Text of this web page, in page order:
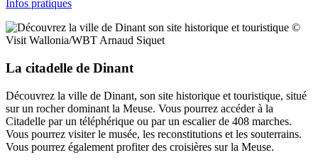
Infos pratiques
©
Visit Wallonia/WBT Arnaud Siquet
La citadelle de Dinant
Découvrez la ville de Dinant, son site historique et touristique, situé
sur un rocher dominant la Meuse. Vous pourrez accéder à la
Citadelle par un téléphérique ou par un escalier de 408 marches.
Vous pourrez visiter le musée, les reconstitutions et les souterrains.
Vous pourrez également profiter des croisières sur la Meuse.